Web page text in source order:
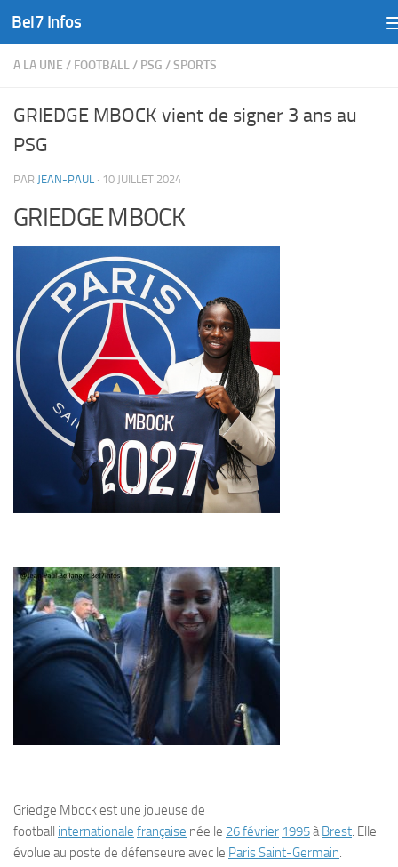
Skip to content
Bel7 Infos
A LA UNE / FOOTBALL/ PSG /SPORTS
GRIEDGE MBOCK vient de signer 3 ans au
PSG
PAR JEAN-PAUL · 10 JUILLET 2024
GRIEDGE MBOCK
Griedge Mbockest une joueuse de
football internationale française née le 26 février 1995àBrest. Elle
évolue au poste de défenseure avec le Paris Saint-Germain.